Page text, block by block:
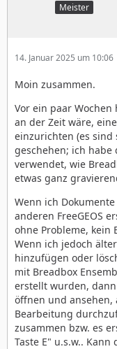
Meister
14. Januar 2025 um 10:06
Moin zusammen.
Vor ein paar
an der Zeit wäre,
einzurichten (es sind
geschehen; ich
verwendet, wie
etwas ganz
Wenn ich
anderen FreeGEOS
ohne Probleme, kein
Wenn ich jedoch
hinzufügen oder
mit Breadbox
erstellt wurden,
öffnen und
Bearbeitung
zusammen bzw. es
Taste E" u.s.w..